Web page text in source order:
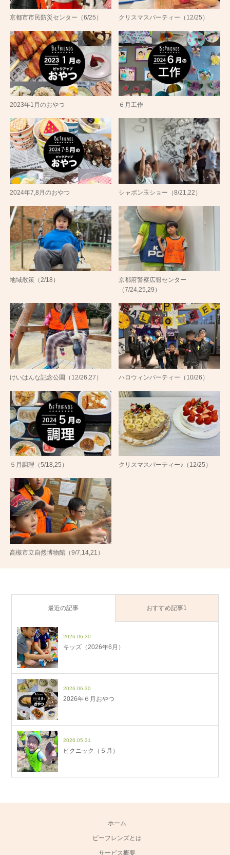
京都市市民防災センター（6/25） クリスマスパーティー（12/25）
2023年1月のおやつ ６月工作
2024年7,8月のおやつ シャボン玉ショー（8/21,22）
地域散策（2/18）
京都府警察広報センター
（7/24,25,29）
けいはんな記念公園（12/26,27） ハロウィンパーティー（10/26）
５月調理（5/18,25） クリスマスパーティー♪（12/25）
高槻市立自然博物館（9/7,14,21）
最近の記事 おすすめ記事1
2026.06.30
キッズ（2026年6月）
2026.06.30
2026年６月おやつ
2026.05.31
ピクニック（５月）
ホーム
ビーフレンズとは
サービス概要